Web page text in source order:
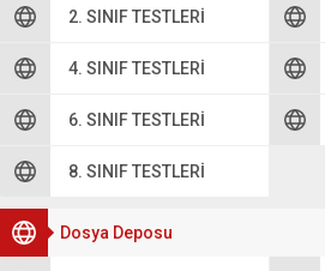
2. SINIF TESTLERI
4. SINIF TESTLERI
6. SINIF TESTLERI
8. SINIF TESTLERI
Dosya Deposu